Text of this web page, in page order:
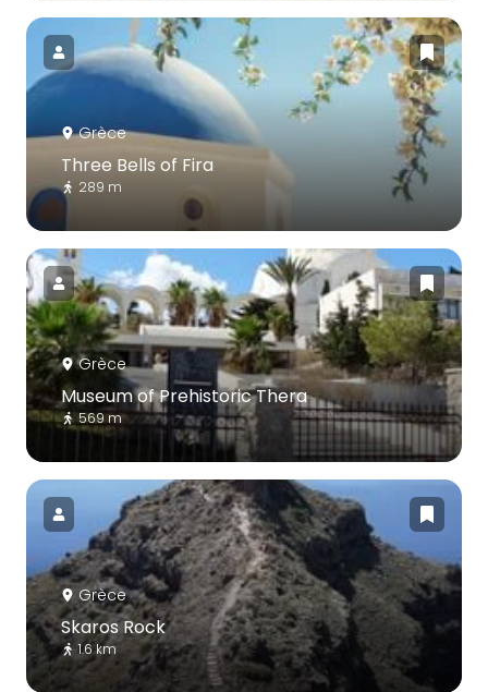
Grèce
Three Bells of Fira
289 m
Grèce
Museum of Prehistoric Thera
569 m
Grèce
Skaros Rock
1.6 km